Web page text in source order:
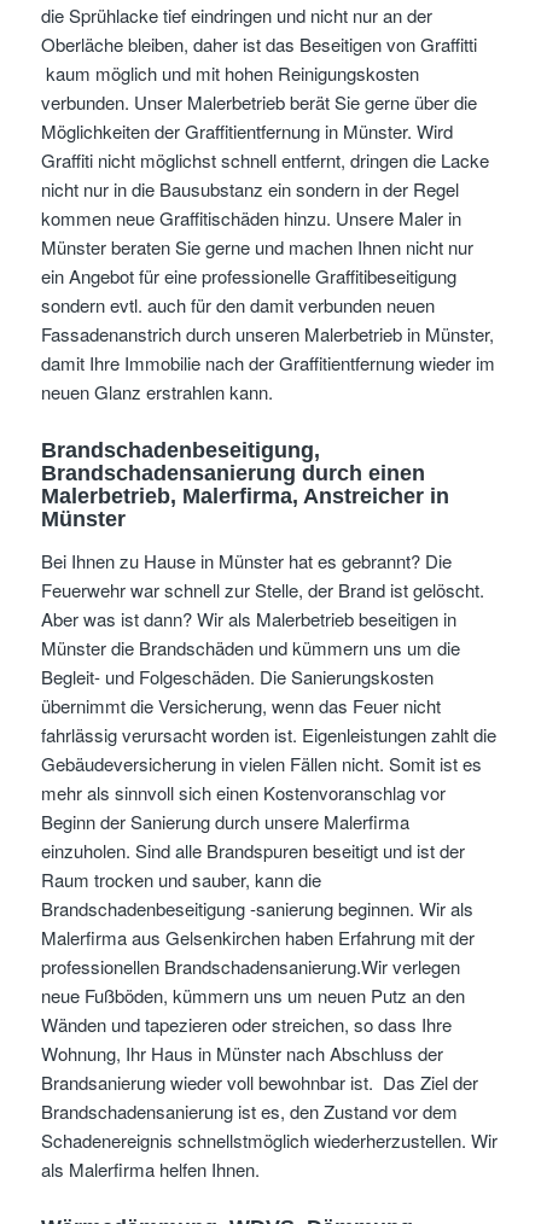
die Sprühlacke tief eindringen und nicht nur an der
Oberläche bleiben, daher ist das Beseitigen von Graffitti
kaum möglich und mit hohen Reinigungskosten
verbunden. Unser Malerbetrieb berät Sie gerne über die
Möglichkeiten der Graffitientfernung in Münster. Wird
Graffiti nicht möglichst schnell entfernt, dringen die Lacke
nicht nur in die Bausubstanz ein sondern in der Regel
kommen neue Graffitischäden hinzu. Unsere Maler in
Münster beraten Sie gerne und machen Ihnen nicht nur
ein Angebot für eine professionelle Graffitibeseitigung
sondern evtl. auch für den damit verbunden neuen
Fassadenanstrich durch unseren Malerbetrieb in Münster,
damit Ihre Immobilie nach der Graffitientfernung wieder im
neuen Glanz erstrahlen kann.
Brandschadenbeseitigung,
Brandschadensanierung durch einen
Malerbetrieb, Malerfirma, Anstreicher in
Münster
Bei Ihnen zu Hause in Münster hat es gebrannt? Die
Feuerwehr war schnell zur Stelle, der Brand ist gelöscht.
Aber was ist dann? Wir als Malerbetrieb beseitigen in
Münster die Brandschäden und kümmern uns um die
Begleit- und Folgeschäden. Die Sanierungskosten
übernimmt die Versicherung, wenn das Feuer nicht
fahrlässig verursacht worden ist. Eigenleistungen zahlt die
Gebäudeversicherung in vielen Fällen nicht. Somit ist es
mehr als sinnvoll sich einen Kostenvoranschlag vor
Beginn der Sanierung durch unsere Malerfirma
einzuholen. Sind alle Brandspuren beseitigt und ist der
Raum trocken und sauber, kann die
Brandschadenbeseitigung -sanierung beginnen. Wir als
Malerfirma aus Gelsenkirchen haben Erfahrung mit der
professionellen Brandschadensanierung.Wir verlegen
neue Fußböden, kümmern uns um neuen Putz an den
Wänden und tapezieren oder streichen, so dass Ihre
Wohnung, Ihr Haus in Münster nach Abschluss der
Brandsanierung wieder voll bewohnbar ist. Das Ziel der
Brandschadensanierung ist es, den Zustand vor dem
Schadenereignis schnellstmöglich wiederherzustellen. Wir
als Malerfirma helfen Ihnen.